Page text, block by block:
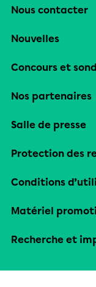
Nous contacter
Nouvelles
Concours et
Nos partenaires
Salle de presse
Protection des
Conditions
Matériel
Recherche et